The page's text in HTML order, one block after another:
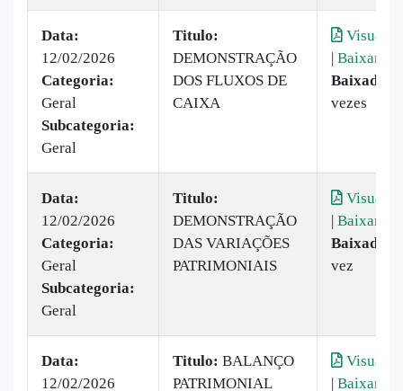
Data:
12/02/2026
Categoria:
Geral
Subcategoria:
Geral
Titulo:
DEMONSTRAÇÃO
DOS FLUXOS DE
CAIXA
| Baixar
Baixado:
vezes
Data:
12/02/2026
Categoria:
Geral
Subcategoria:
Geral
Titulo:
DEMONSTRAÇÃO
DAS VARIAÇÕES
PATRIMONIAIS
| Baixar
Baixado:
vez
Data:
12/02/2026
Titulo: BALANÇO
PATRIMONIAL
| Baixar